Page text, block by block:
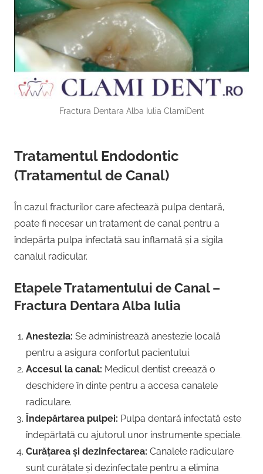
Fractura Dentara Alba Iulia ClamiDent
Tratamentul Endodontic
(Tratamentul de Canal)
În cazul fracturilor care afectează pulpa dentară,
poate fi necesar un tratament de canal pentru a
îndepărta pulpa infectată sau inflamată și a sigila
canalul radicular.
Etapele Tratamentului de Canal –
Fractura Dentara Alba Iulia
Anestezia: Se administrează anestezie locală
pentru a asigura confortul pacientului.
Accesul la canal: Medicul dentist creează o
deschidere în dinte pentru a accesa canalele
radiculare.
Îndepărtarea pulpei: Pulpa dentară infectată este
îndepărtată cu ajutorul unor instrumente speciale.
Curățarea și dezinfectarea: Canalele radiculare
sunt curățate și dezinfectate pentru a elimina